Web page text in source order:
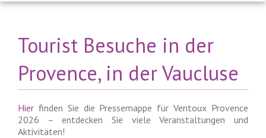
Tourist Besuche in der
Provence, in der Vaucluse
Hier finden Sie die Pressemappe für Ventoux Provence
2026 – entdecken Sie viele Veranstaltungen und
Aktivitäten!